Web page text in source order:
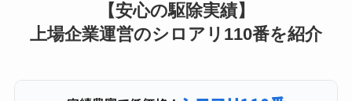
【安心の駆除実績】
上場企業運営のシロアリ110番を紹介